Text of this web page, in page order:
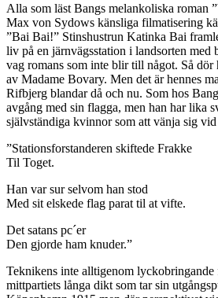
Alla som läst Bangs melankoliska roman
Max von Sydows känsliga filmatisering
”Bai Bai!” Stinshustrun Katinka Bai
liv på en järnvägsstation i landsorten med
vag romans som inte blir till något. Så dör
av Madame Bovary. Men det är hennes
Rifbjerg blandar då och nu. Som hos
avgång med sin flagga, men han har lika
självständiga kvinnor som att vänja sig
”Stationsforstanderen skiftede Frakke
Til Toget.
Han var sur selvom han stod
Med sit elskede flag parat til at vifte.
Det satans pc´er
Den gjorde ham knuder.”
Teknikens inte alltigenom lyckobringande
mittpartiets långa dikt som tar sin